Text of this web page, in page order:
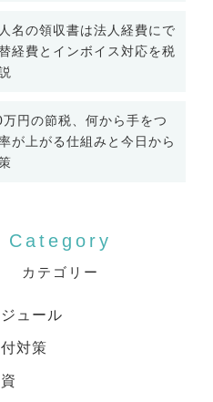
名の領収書は法人経費にで
経費とインボイス対応を税
円の節税、何から手をつ
が上がる仕組みと今日から
カテゴリー
ュール
対策